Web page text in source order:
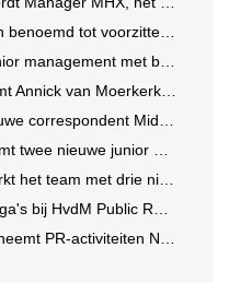
Raad van Toezicht Eye Filmmuseum
met benoeming Markus Harder tot CFO
Moerkerk als Junior PR-Consultant
Midden-Oosten voor RTL Nieuws
nieuwe junior pr-adviseurs
met drie nieuwe specialisten
HvdM Public Relations
NIO & firefly over van Mark Heiligers